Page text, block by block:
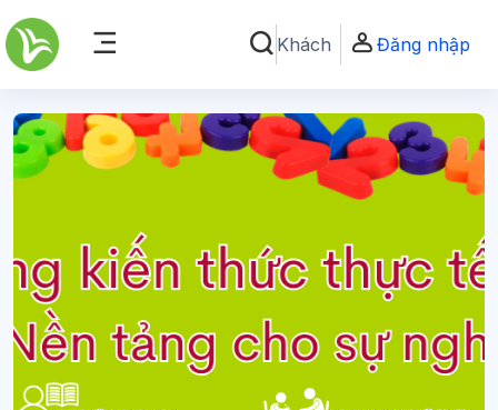
Chuyển tới nội dung chính
Bảng điều khiển cạnh
Chuyển đổi chọn tìm kiếm
Khách Đăng nhập